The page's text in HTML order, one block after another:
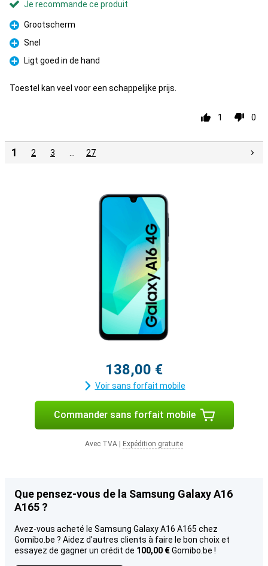
Je recommande ce produit
Pour
Grootscherm
Pour
Snel
Pour
Ligt goed in de hand
Toestel kan veel voor een schappelijke prijs.
1 0
1 2 3 27
138,00 €
Voir sans forfait mobile
Commander sans forfait mobile
Avec TVA Expédition gratuite
Que pensez-vous de la Samsung Galaxy A16
A165 ?
Avez-vous acheté le Samsung Galaxy A16 A165 chez
Gomibo.be ? Aidez d'autres clients à faire le bon choix et
essayez de gagner un crédit de 100,00 €Gomibo.be !